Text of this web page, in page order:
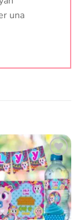
una
Añadir
a la
lista
de
deseos